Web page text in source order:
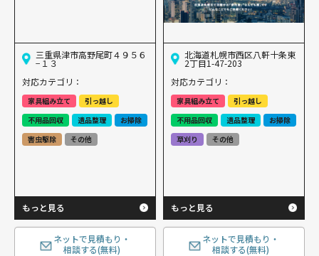
三重県津市高野尾町４９５６
−１３
対応カテゴリ：
家具組み立て
引っ越し
不用品回収
遺品整理
お掃除
害虫駆除
その他
もっと見る
ネットで見積もり・
相談する(無料)
北海道札幌市西区八軒十条東
2丁目1-47-203
対応カテゴリ：
家具組み立て
引っ越し
不用品回収
遺品整理
お掃除
草刈り
その他
もっと見る
ネットで見積もり・
相談する(無料)